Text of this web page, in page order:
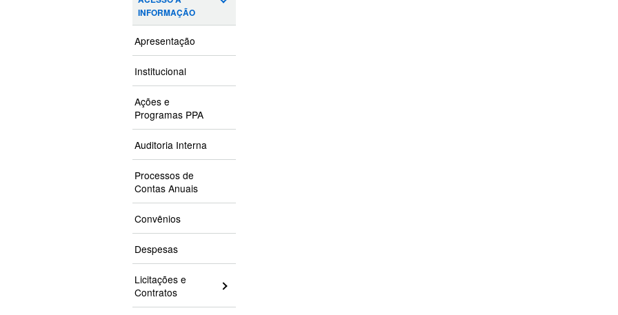
INFORMAÇÃO
Apresentação
Institucional
Ações e
Programas PPA
Auditoria Interna
Processos de
Contas Anuais
Convênios
Despesas
Licitações e
Contratos